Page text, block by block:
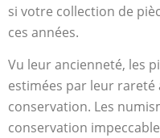
si votre collection de
ces années.
Vu leur ancienneté, les
estimées par leur
conservation. Les
conservation